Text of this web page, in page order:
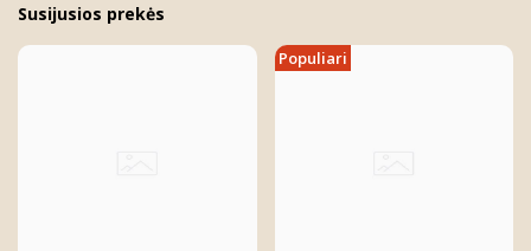
Susijusios prekės
Populiari